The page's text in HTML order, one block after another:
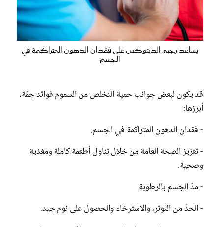
يساعد رجيم الديتوكس على فقدان الدهون المتراكمة في
الجسم
قد يكون لبعض جوانب حمية التخلص من السموم فوائد جمّة،
أبرزها:
- فقدان الدهون المتراكمة في الجسم.
- تعزيز الصحة العامة من خلال تناول أطعمة كاملة ومغذية
وصحية.
- مدّ الجسم بالرطوبة.
- الحدّ من التوتر، والاسترخاء والحصول على نوم جيد.